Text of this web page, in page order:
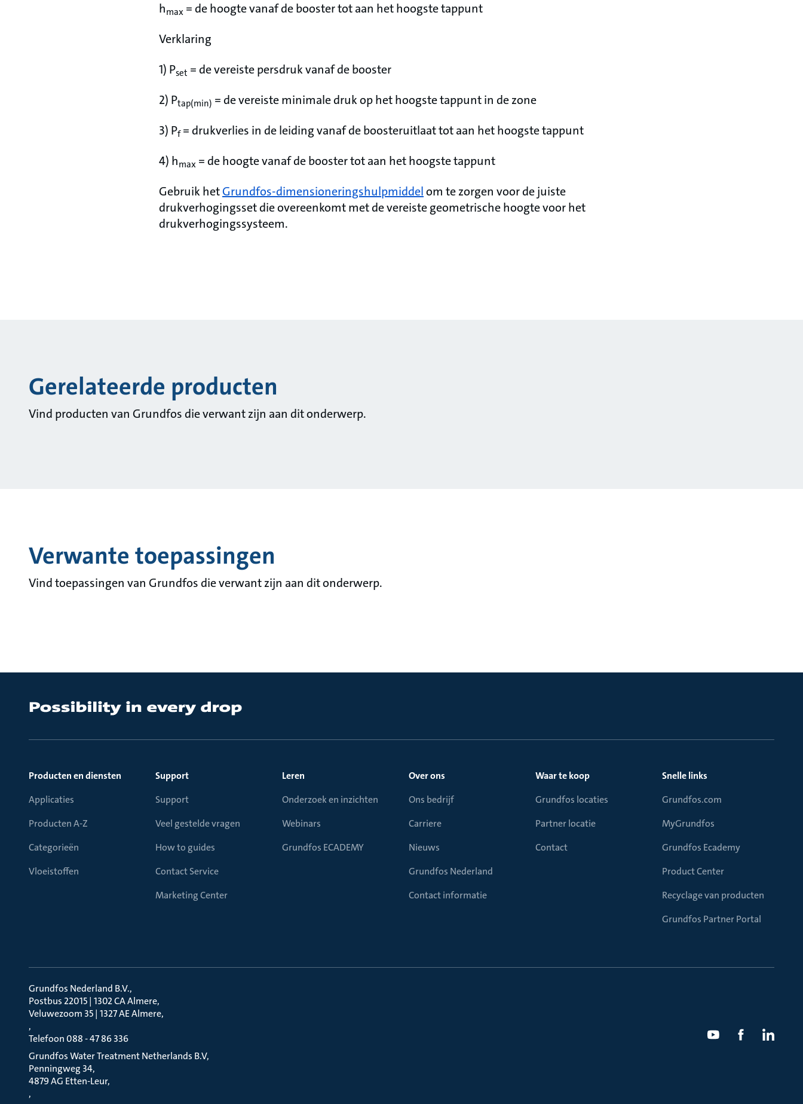
hmax = de hoogte vanaf de booster tot aan het hoogste tappunt
Verklaring
1) Pset = de vereiste persdruk vanaf de booster
2) Ptap(min) = de vereiste minimale druk op het hoogste tappunt in de zone
3) Pf= drukverlies in de leiding vanaf de boosteruitlaat tot aan het hoogste tappunt
4) hmax = de hoogte vanaf de booster tot aan het hoogste tappunt
Gebruik hetGrundfos-dimensioneringshulpmiddelom te zorgen voor de juiste
drukverhogingsset die overeenkomt met de vereiste geometrische hoogte voor het
drukverhogingssysteem.
Gerelateerde producten
Vind producten van Grundfos die verwant zijn aan dit onderwerp.
Verwante toepassingen
Vind toepassingen van Grundfos die verwant zijn aan dit onderwerp.
Producten en diensten
Applicaties
Producten A-Z
Categorieën
Vloeistoffen
Support
Support
Veel gestelde vragen
How to guides
Contact Service
Marketing Center
Leren
Onderzoek en inzichten
Webinars
Grundfos ECADEMY
Over ons
Ons bedrijf
Carriere
Nieuws
Grundfos Nederland
Contact informatie
Waar te koop
Grundfos locaties
Partner locatie
Contact
Snelle links
Grundfos.com
MyGrundfos
Grundfos Ecademy
Product Center
Recyclage van producten
Grundfos Partner Portal
Grundfos Nederland B.V.
Postbus 22015 | 1302 CA Almere
Veluwezoom 35 | 1327 AE Almere
Telefoon 088 - 47 86 336
Grundfos Water Treatment Netherlands B.V
Penningweg 34
4879 AG Etten-Leur